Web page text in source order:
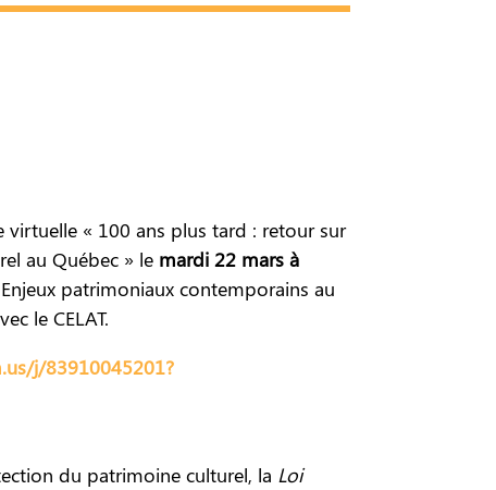
virtuelle « 100 ans plus tard : retour sur
au Québec » le mardi 22 mars à
patrimoniaux contemporains au
le CELAT.
j/83910045201?
du patrimoine culturel, la Loi